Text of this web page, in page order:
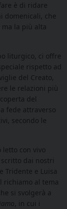
è di ridare
domenicali, che
la più alta
liturgico, ci offre
rispetto ad
del Creato,
le relazioni più
del
fede attraverso
secondo le
con vivo
scritto dai nostri
Tridente e Luisa
richiamo al tema
si svolgerà a
, in cui i